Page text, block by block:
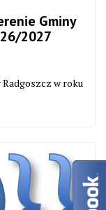
Gminy
2027
w roku